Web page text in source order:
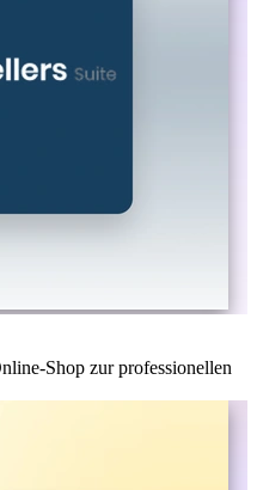
Shop zur professionellen